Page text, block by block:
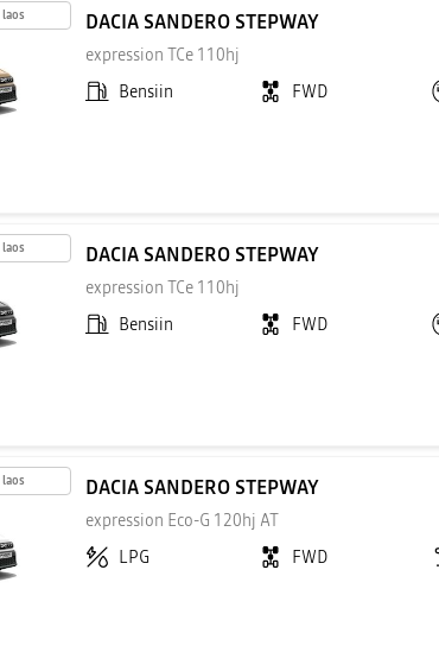
laos DACIA SANDERO STEPWAY
expression TCe 110hj
Bensiin FWD
laos DACIA SANDERO STEPWAY
expression TCe 110hj
Bensiin FWD
laos DACIA SANDERO STEPWAY
expression Eco-G 120hj AT
LPG FWD